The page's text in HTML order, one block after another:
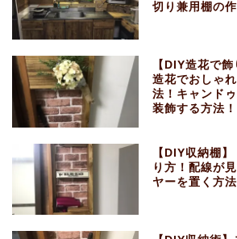
切り兼用棚の
【DIY造花で
造花でおしゃ
法！キャンド
装飾する方法！
【DIY収納棚
り方！配線が
ヤーを置く方法